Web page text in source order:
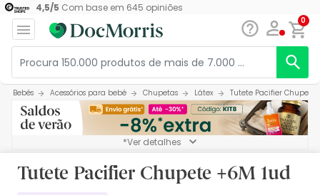
4,5/5 Com base em 645 opiniões
0
Bebés Acessórios para bebé Chupetas Látex Tutete Pacifier Chupete
*Ver detalhes
Tutete Pacifier Chupete +6M 1ud